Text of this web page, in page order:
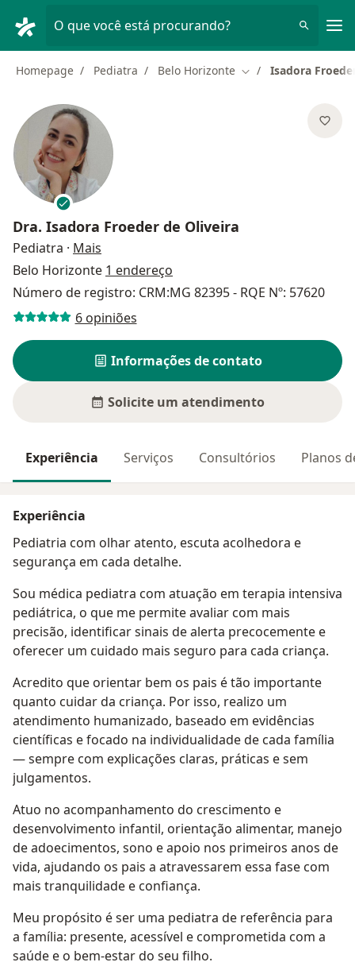
O que você está procurando?
Homepage Pediatra Belo Horizonte Mudar de cidade
Isadora
Dra. Isadora Froeder de Oliveira
Pediatra · Mais
Belo Horizonte 1 endereço
Número de registro: CRM:MG 82395 - RQE Nº: 57620
6 opiniões
Informações de contato
Solicite um atendimento
Experiência Serviços Consultórios Planos
Experiência
Pediatria com olhar atento, escuta acolhedora e
segurança em cada detalhe.
Sou médica pediatra com atuação em terapia intensiva
pediátrica, o que me permite avaliar com mais
precisão, identificar sinais de alerta precocemente e
oferecer um cuidado mais seguro para cada criança.
Acredito que orientar bem os pais é tão importante
quanto cuidar da criança. Por isso, realizo um
atendimento humanizado, baseado em evidências
científicas e focado na individualidade de cada família
— sempre com explicações claras, práticas e sem
julgamentos.
Atuo no acompanhamento do crescimento e
desenvolvimento infantil, orientação alimentar, manejo
de adoecimentos, sono e apoio nos primeiros anos de
vida, ajudando os pais a atravessarem essa fase com
mais tranquilidade e confiança.
Meu propósito é ser uma pediatra de referência para
a família: presente, acessível e comprometida com a
saúde e o bem-estar do seu filho.